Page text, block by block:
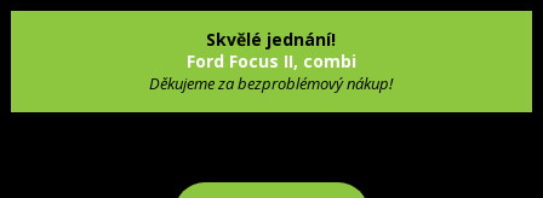
Skvělé jednání!
Ford Focus II, combi
Děkujeme za bezproblémový nákup!